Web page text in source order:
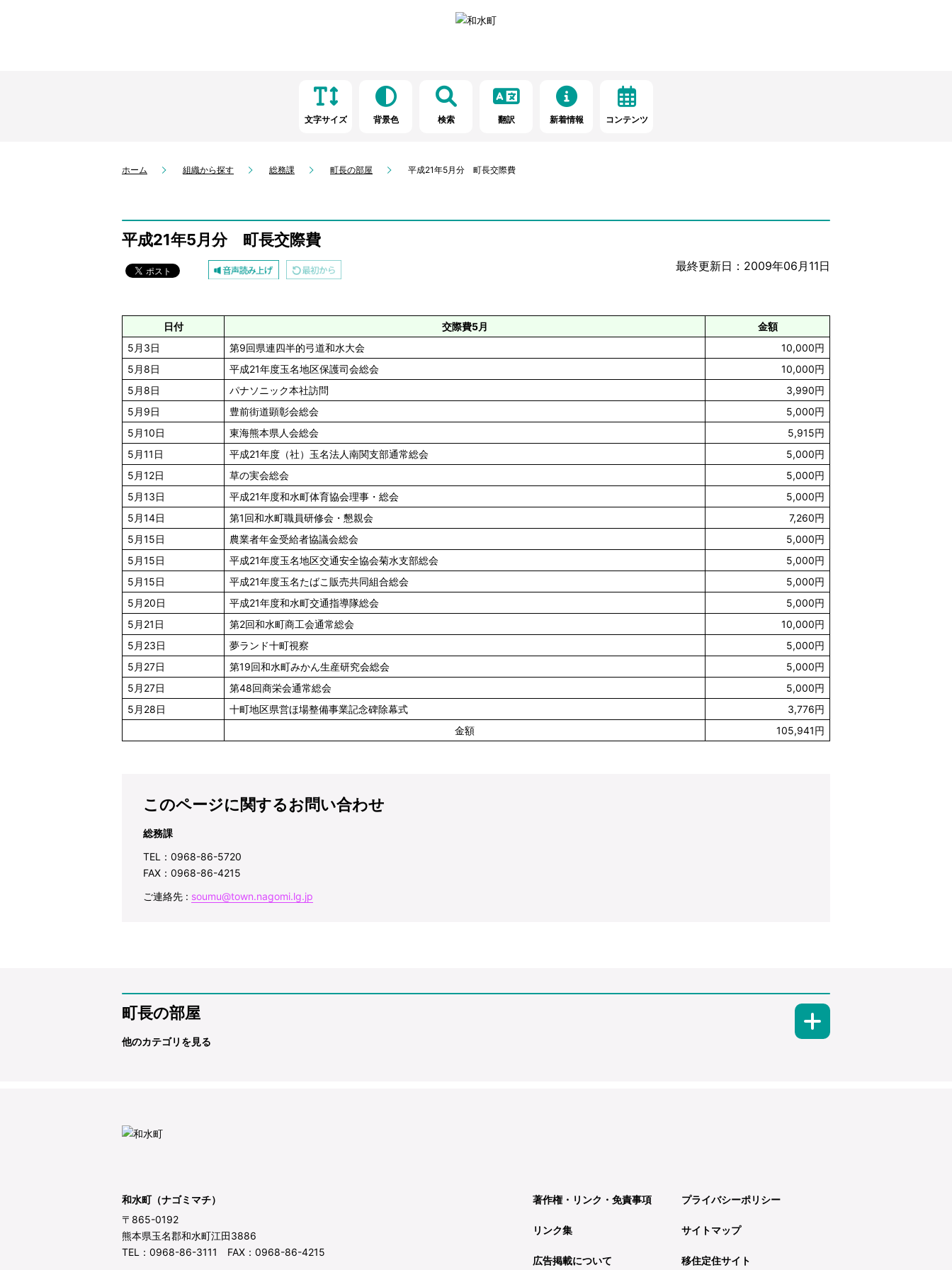
文字サイズ 背景色 検索 翻訳 新着情報 コンテンツ
ホーム 組織から探す 総務課 町長の部屋 平成21年5月分 町長交際費
平成21年5月分 町長交際費
最終更新日：2009年06月11日
日付 交際費5月
金額
5月3日
第9回県連四半的弓道和水大会
10,000円
5月8日
平成21年度玉名地区保護司会総会
10,000円
5月8日
パナソニック本社訪問
3,990円
5月9日
豊前街道顕彰会総会
5,000円
5月10日
東海熊本県人会総会
5,915円
5月11日
平成21年度（社）玉名法人南関支部通常総会
5,000円
5月12日
草の実会総会
5,000円
5月13日
平成21年度和水町体育協会理事・総会
5,000円
5月14日
第1回和水町職員研修会・懇親会
7,260円
5月15日
農業者年金受給者協議会総会
5,000円
5月15日
平成21年度玉名地区交通安全協会菊水支部総会
5,000円
5月15日
平成21年度玉名たばこ販売共同組合総会
5,000円
5月20日
平成21年度和水町交通指導隊総会
5,000円
5月21日
第2回和水町商工会通常総会
10,000円
5月23日
夢ランド十町視察
5,000円
5月27日
第19回和水町みかん生産研究会総会
5,000円
5月27日
第48回商栄会通常総会
5,000円
5月28日
十町地区県営ほ場整備事業記念碑除幕式
3,776円
金額
105,941円
このページに関するお問い合わせ
総務課
TEL：0968-86-5720
FAX：0968-86-4215
ご連絡先 : soumu@town.nagomi.lg.jp
町長の部屋
他のカテゴリを見る
和水町（ナゴミマチ）
〒865-0192
熊本県玉名郡和水町江田3886
TEL：0968-86-3111 FAX：0968-86-4215
著作権・リンク・免責事項 プライバシーポリシー
リンク集 サイトマップ
広告掲載について 移住定住サイト